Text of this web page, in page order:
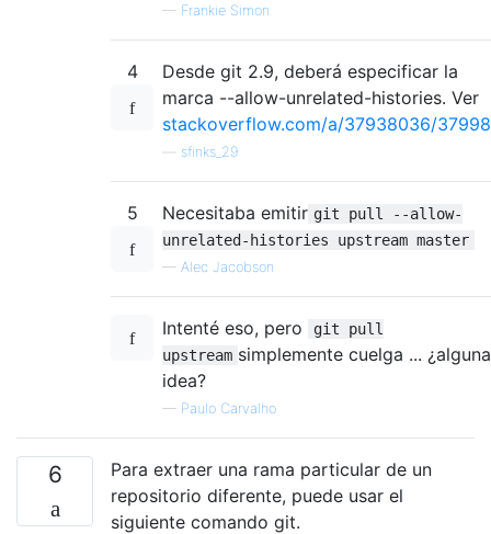
— Frankie Simon
4
Desde git 2.9, deberá especificar la
marca --allow-unrelated-histories. Ver
stackoverflow.com/a/37938036/
sfinks_29
5 Necesitaba emitir git pull --allow-
unrelated-histories upstream master
— Alec Jacobson
Intenté eso, pero
git pull
upstream simplemente cuelga ... ¿alguna
idea?
— Paulo Carvalho
6
Para extraer una rama particular de un
repositorio diferente, puede usar el
siguiente comando git.